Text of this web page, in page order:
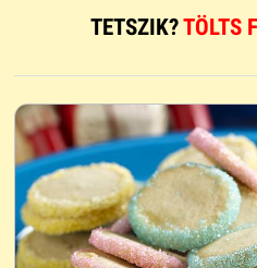
TETSZIK?TÖLTS